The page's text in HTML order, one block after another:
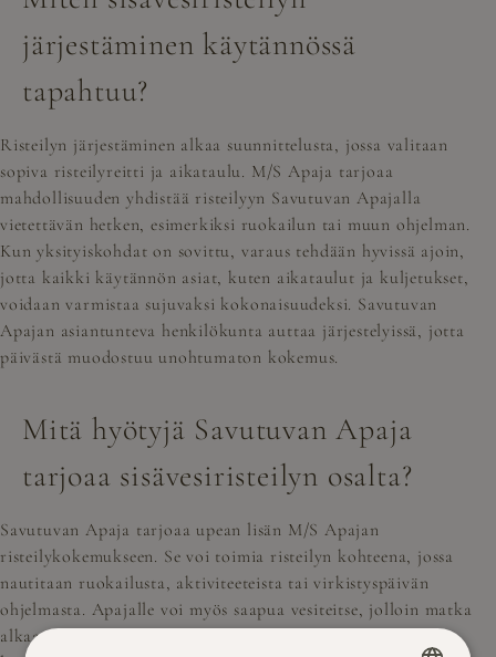
järjestäminen käytännössä
tapahtuu?
Risteilyn järjestäminen alkaa suunnittelusta, jossa valitaan
sopiva risteilyreitti ja aikataulu. M/S Apaja tarjoaa
mahdollisuuden yhdistää risteilyyn Savutuvan Apajalla
vietettävän hetken, esimerkiksi ruokailun tai muun ohjelman.
Kun yksityiskohdat on sovittu, varaus tehdään hyvissä ajoin,
jotta kaikki käytännön asiat, kuten aikataulut ja kuljetukset,
voidaan varmistaa sujuvaksi kokonaisuudeksi. Savutuvan
Apajan asiantunteva henkilökunta auttaa järjestelyissä, jotta
päivästä muodostuu unohtumaton kokemus.
Mitä hyötyjä Savutuvan Apaja
tarjoaa sisävesiristeilyn osalta?
Savutuvan Apaja tarjoaa upean lisän M/S Apajan
risteilykokemukseen. Se voi toimia risteilyn kohteena, jossa
nautitaan ruokailusta, aktiviteeteista tai virkistyspäivän
ohjelmasta. Apajalle voi myös saapua vesiteitse, jolloin matka
alkaa jo risteilyn tunnelmissa. Savutuvan Apajan